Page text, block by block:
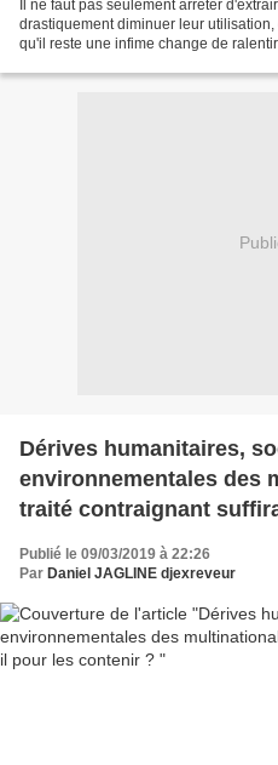
Il ne faut pas seulement arrêter
drastiquement diminuer leur
qu'il reste une infime change de
Dérives humanitaires,
environnementales des
traité contraignant
Publié le 09/03/2019 à 22:26
Par Daniel JAGLINE djexreveur